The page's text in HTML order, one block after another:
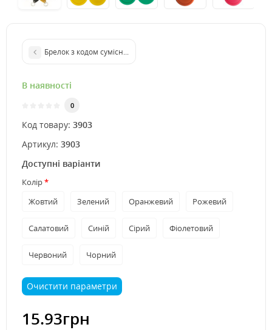
Брелок з кодом сумісний з Mifare 1K FM08 "Символіка"
В наявності
0
Код товару: 3903
Артикул: 3903
Доступні варіанти
Колір
Жовтий
Зелений Оранжевий Рожевий
Салатовий Синій Сірий Фіолетовий
Червоний Чорний
Очистити параметри
15.93грн